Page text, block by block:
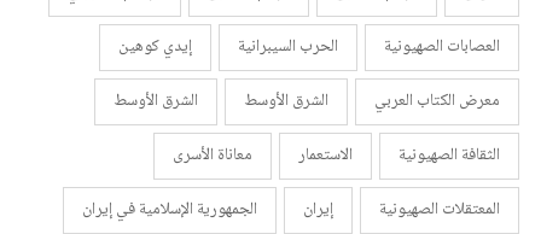
العصابات الصهيونية
الحرب السيبرانية
إيدي كوهين
معرض الكتاب العربي
الشرق الأوسط
الشرق الأوسط
الثقافة الصهيونية
الاستعمار
معاناة الأسرى
المعتقلات الصهيونية
إيران
الجمهورية الإسلامية في إيران